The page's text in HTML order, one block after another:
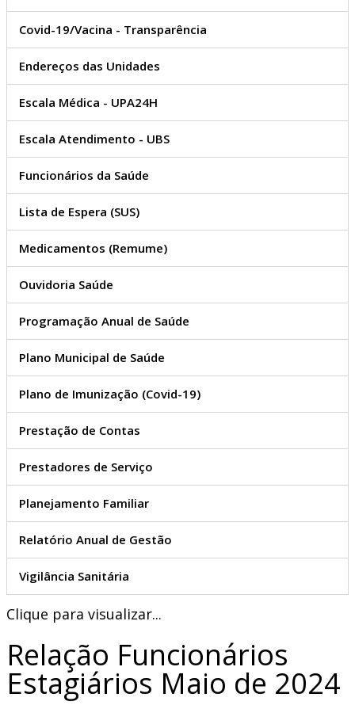
Covid-19/Vacina - Transparência
Endereços das Unidades
Escala Médica - UPA24H
Escala Atendimento - UBS
Funcionários da Saúde
Lista de Espera (SUS)
Medicamentos (Remume)
Ouvidoria Saúde
Programação Anual de Saúde
Plano Municipal de Saúde
Plano de Imunização (Covid-19)
Prestação de Contas
Prestadores de Serviço
Planejamento Familiar
Relatório Anual de Gestão
Vigilância Sanitária
Clique para visualizar...
Relação Funcionários
Estagiários Maio de 2024